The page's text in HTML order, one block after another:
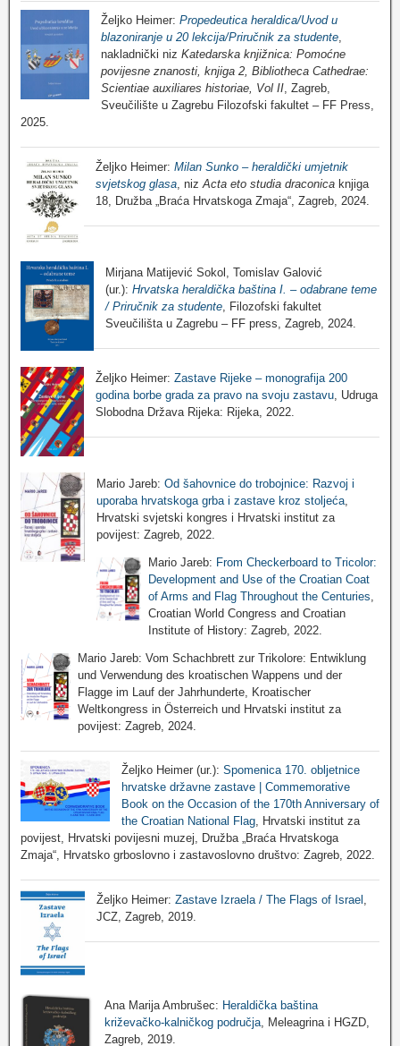
Željko Heimer: Propedeutica heraldica/Uvod u
blazoniranje u 20 lekcija/Priručnik za studente,
nakladnički niz Katedarska knjižnica: Pomoćne
povijesne znanosti, knjiga 2, Bibliotheca Cathedrae:
Scientiae auxiliares historiae, Vol II, Zagreb,
Sveučilište u Zagrebu Filozofski fakultet – FF Press,
2025.
Željko Heimer: Milan Sunko – heraldički umjetnik
svjetskog glasa , niz Acta eto studia draconica knjiga
18, Družba „Braća Hrvatskoga Zmaja“, Zagreb, 2024.
Mirjana Matijević Sokol, Tomislav Galović
(ur.): Hrvatska heraldička baština I. – odabrane teme
/ Priručnik za studente, Filozofski fakultet
Sveučilišta u Zagrebu – FF press, Zagreb, 2024.
Željko Heimer: Zastave Rijeke – monografija 200
godina borbe grada za pravo na svoju zastavu, Udruga
Slobodna Država Rijeka: Rijeka, 2022.
Mario Jareb: Od šahovnice do trobojnice: Razvoj i
uporaba hrvatskoga grba i zastave kroz stoljeća,
Hrvatski svjetski kongres i Hrvatski institut za
povijest: Zagreb, 2022.
Mario Jareb: From Checkerboard to Tricolor:
Development and Use of the Croatian Coat
of Arms and Flag Throughout the Centuries
Croatian World Congress and Croatian
Institute of History: Zagreb, 2022.
Mario Jareb: Vom Schachbrett zur Trikolore: Entwiklung
und Verwendung des kroatischen Wappens und der
Flagge im Lauf der Jahrhunderte, Kroatischer
Weltkongress in Österreich und Hrvatski institut za
povijest: Zagreb, 2024.
Željko Heimer (ur.): Spomenica 170. obljetnice
hrvatske državne zastave | Commemorative
Book on the Occasion of the 170th Anniversary of
the Croatian National Flag, Hrvatski institut za
povijest, Hrvatski povijesni muzej, Družba „Braća Hrvatskoga
Zmaja“, Hrvatsko grboslovno i zastavoslovno društvo: Zagreb, 2022.
Željko Heimer:Zastave Izraela / The Flags of Israel
JCZ, Zagreb, 2019.
Ana Marija Ambrušec: Heraldička baština
križevačko-kalničkog područja, Meleagrina i HGZD,
Zagreb, 2019.